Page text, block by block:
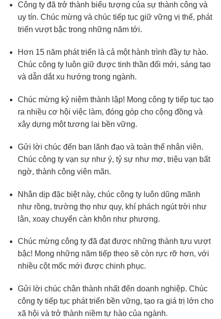
Công ty đã trở thành biểu tượng của sự thành công và
uy tín. Chúc mừng và chúc tiếp tục giữ vững vị thế, phát
triển vượt bậc trong những năm tới.
Hơn 15 năm phát triển là cả một hành trình đầy tự hào.
Chúc công ty luôn giữ được tinh thần đổi mới, sáng tạo
và dẫn dắt xu hướng trong ngành.
Chúc mừng kỷ niệm thành lập! Mong công ty tiếp tục tạo
ra nhiều cơ hội việc làm, đóng góp cho cộng đồng và
xây dựng một tương lai bền vững.
Gửi lời chúc đến ban lãnh đạo và toàn thể nhân viên.
Chúc công ty vạn sự như ý, tỷ sự như mơ, triệu vạn bất
ngờ, thành công viên mãn.
Nhân dịp đặc biệt này, chúc công ty luôn dũng mãnh
như rồng, trường thọ như quy, khí phách ngút trời như
lân, xoay chuyển càn khôn như phượng.
Chúc mừng công ty đã đạt được những thành tựu vượt
bậc! Mong những năm tiếp theo sẽ còn rực rỡ hơn, với
nhiều cột mốc mới được chinh phục.
Gửi lời chúc chân thành nhất đến doanh nghiệp. Chúc
công ty tiếp tục phát triển bền vững, tạo ra giá trị lớn cho
xã hội và trở thành niềm tự hào của ngành.